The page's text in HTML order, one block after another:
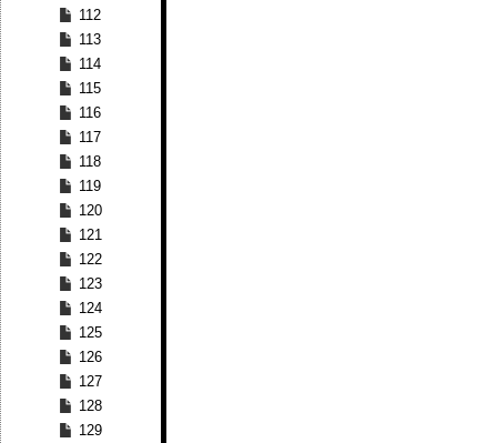
112
113
114
115
116
117
118
119
120
121
122
123
124
125
126
127
128
129